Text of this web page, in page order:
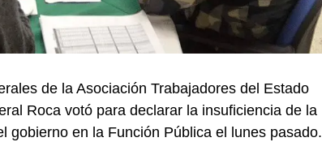
de la Asociación Trabajadores del Estado
Roca votó para declarar la insuficiencia de la
gobierno en la Función Pública el lunes pasado.